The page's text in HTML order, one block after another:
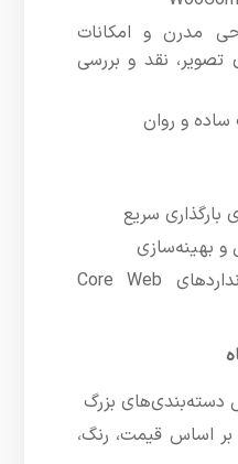
مدرن و امکانات
تصویر، نقد و بررسی
و روان
سریع
و بهینه‌سازی
طراحی سازگار با استانداردهای Core Web
دسته‌بندی‌های بزرگ
بر اساس قیمت، رنگ،